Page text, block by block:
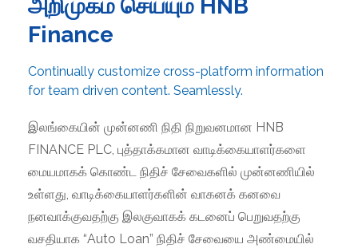
அறிமுகம் செய்யும் HNB
Finance
Continually customize cross-platform information
for team driven content. Seamlessly.
இலங்கையின் முன்னணி நிதி நிறுவனமான HNB
FINANCE PLC, புத்தாக்கமான வாடிக்கையாளர்களை
மையமாகக் கொண்ட நிதிச் சேவைகளில் முன்னணியில்
உள்ளது, வாடிக்கையாளர்களின் வாகனக் கனவை
நனவாக்குவதற்கு இலகுவாகக் கடனைப் பெறுவதற்கு
வசதியாக “Auto Loan” நிதிச் சேவையை அண்மையில்